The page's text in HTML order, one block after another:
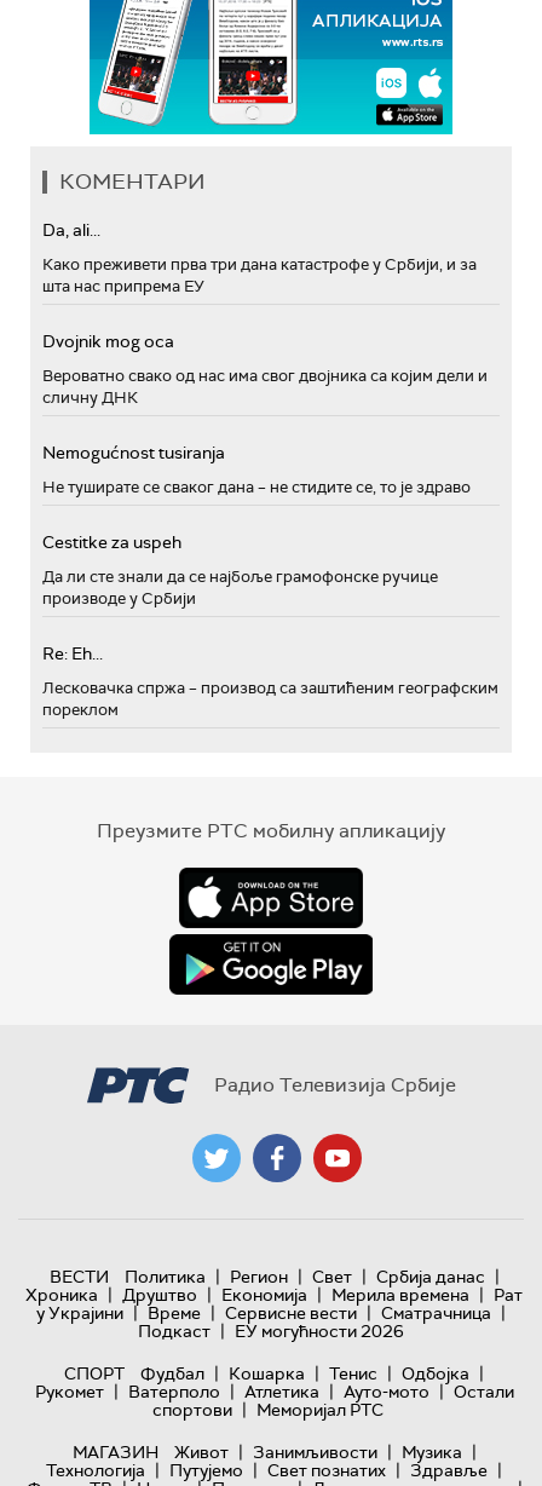
КОМЕНТАРИ
Da, ali...
Како преживети прва три дана катастрофе у Србији, и за
шта нас припрема ЕУ
Dvojnik mog oca
Вероватно свако од нас има свог двојника са којим дели и
сличну ДНК
Nemogućnost tusiranja
Не туширате се сваког дана – не стидите се, то је здраво
Cestitke za uspeh
Да ли сте знали да се најбоље грамофонске ручице
производе у Србији
Re: Eh...
Лесковачка спржа – производ са заштићеним географским
пореклом
Преузмите РТС мобилну апликацију
Радио Телевизија Србије
ВЕСТИ Политика | Регион | Свет | Србија данас |
Хроника | Друштво | Економија | Мерила времена | Рат
у Украјини | Време | Сервисне вести | Сматрачница |
Подкаст | ЕУ могућности 2026
СПОРТ
Фудбал | Кошарка | Тенис | Одбојка |
Рукомет | Ватерполо | Атлетика | Ауто-мото | Остали
спортови | Меморијал РТС
МАГАЗИН
Живот | Занимљивости | Музика |
Технологијa | Путујемо | Свет познатих | Здравље |